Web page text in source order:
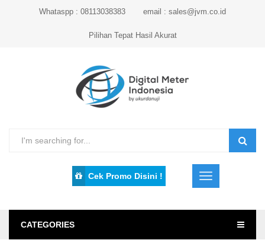
Whataspp : 08113038383 email : sales@jvm.co.id
Pilihan Tepat Hasil Akurat
Cek Promo Disini !
CATEGORIES